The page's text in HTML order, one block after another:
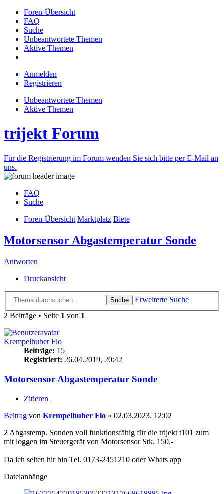
Foren-Übersicht
FAQ
Suche
Unbeantwortete Themen
Aktive Themen
Anmelden
Registrieren
Unbeantwortete Themen
Aktive Themen
trijekt Forum
Für die Registrierung im Forum wenden Sie sich bitte per E-Mail an
uns.
FAQ
Suche
Foren-Übersicht Marktplatz Biete
Motorsensor Abgastemperatur Sonde
Antworten
Druckansicht
Suche
Erweiterte Suche
2 Beiträge • Seite 1 von 1
Krempelhuber Flo
Beiträge: 15
Registriert: 26.04.2019, 20:42
Motorsensor Abgastemperatur Sonde
Zitieren
Beitrag von Krempelhuber Flo » 02.03.2023, 12:02
2 Abgastemp. Sonden voll funktionsfähig für die trijekt t101 zum
mit loggen im Steuergerät von Motorsensor Stk. 150,-
Da ich selten hir bin Tel. 0173-2451210 oder Whats app
Dateianhänge